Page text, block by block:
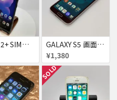
HTC U12+ SIMフリー 354395090091634
GALAXY S5 画面焼け docomo SC-04F
¥1,380
SOLD